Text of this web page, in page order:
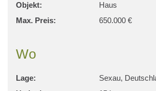
Objekt:
Haus
Max. Preis:
650.000 €
Wo
Lage:
Sexau,